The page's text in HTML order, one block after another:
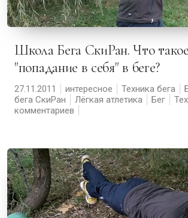
Школа Бега СкиРан. Что такое
"попадание в себя" в беге?
27.11.2011 интересное Техника бега
бега СкиРан
Лёгкая атлетика Бег
комментариев